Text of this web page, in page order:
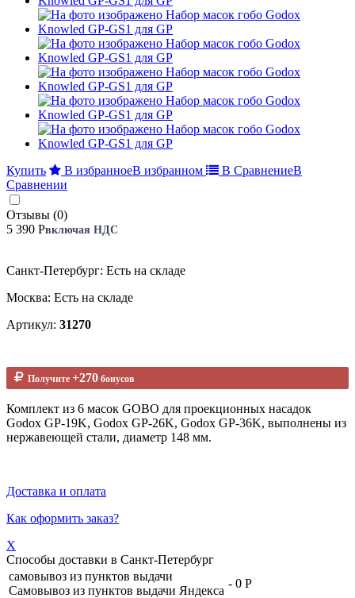
Купить В избранноеВ избранном В СравнениеВ
Сравнении
Отзывы (0)
5 390 Рвключая НДС
Санкт-Петербург: Есть на складе
Москва: Есть на складе
Артикул: 31270
Получите +270 бонусов
Комплект из 6 масок GOBO для проекционных насадок
Godox GP-19K, Godox GP-26K, Godox GP-36K, выполнены из
нержавеющей стали, диаметр 148 мм.
Доставка и оплата
Как оформить заказ?
X
Способы доставки в Санкт-Петербург
самовывоз из пунктов выдачи
Самовывоз из пунктов выдачи Яндекса
- 0 Р